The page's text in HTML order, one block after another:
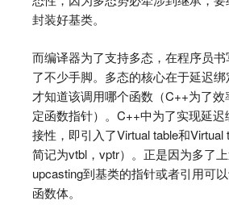
封装好基类。
而编译器为了支持多态，在程序员
了不少手脚。多态的核心在于延迟
才知道该调用哪个函数（C++为了
定函数指针）。C++中为了实现延
接性，即引入了Virtual table和Virtual
简记为vtbl，vptr）。正是因为多了
upcasting到基类的指针或者引用可
函数体。